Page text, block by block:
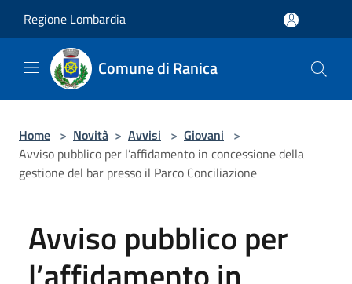
Regione Lombardia
Comune di Ranica
Home > Novità > Avvisi > Giovani >
Avviso pubblico per l’affidamento in concessione della
gestione del bar presso il Parco Conciliazione
Avviso pubblico per